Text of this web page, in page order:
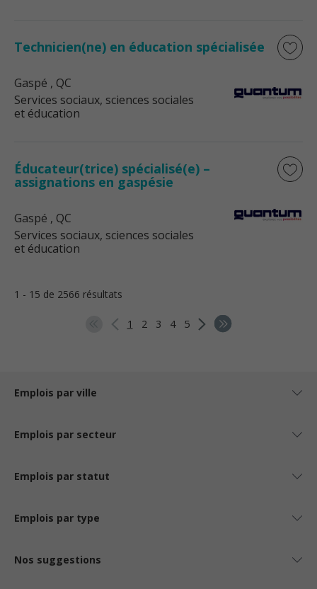
Technicien(ne) en éducation spécialisée
Gaspé , QC
Services sociaux, sciences sociales
et éducation
Éducateur(trice) spécialisé(e) –
assignations en gaspésie
Gaspé , QC
Services sociaux, sciences sociales
et éducation
1 - 15 de 2566 résultats
1 2 3 4 5
Emplois par ville
Emplois par secteur
Emplois par statut
Emplois par type
Nos suggestions